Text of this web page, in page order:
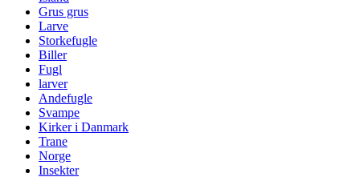
Grus grus
Larve
Storkefugle
Biller
Fugl
larver
Andefugle
Svampe
Kirker i Danmark
Trane
Norge
Insekter